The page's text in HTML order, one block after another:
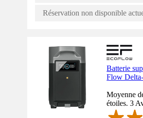
Réservation non disponible
Batterie
Flow
Moyenne
étoiles. 3